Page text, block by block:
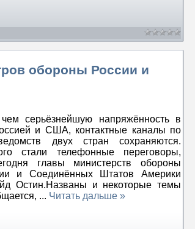
обороны России и
серьёзнейшую напряжённость в
и США, контактные каналы по
двух стран сохраняются.
стали телефонные переговоры,
главы министерств обороны
и Соединённых Штатов Америки
Остин.Названы и некоторые темы
... Читать дальше »